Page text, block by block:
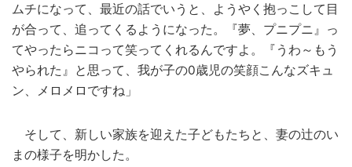
ムチになって、最近の話でいうと、ようやく抱っこして目
が合って、追ってくるようになった。『夢、プニプニ』っ
てやったらニコって笑ってくれるんですよ。『うわ～もう
やられた』と思って、我が子の0歳児の笑顔こんなズキュ
ン、メロメロですね」
そして、新しい家族を迎えた子どもたちと、妻の辻のい
まの様子を明かした。